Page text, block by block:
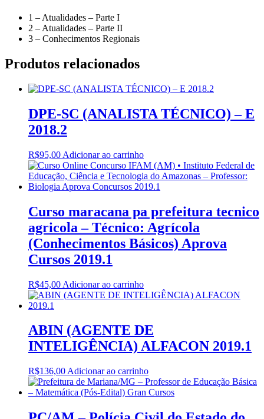
1 – Atualidades – Parte I
2 – Atualidades – Parte II
3 – Conhecimentos Regionais
Produtos relacionados
DPE-SC (ANALISTA TÉCNICO) – E
2018.2
R$95,00 Adicionar ao carrinho
Curso maracana pa prefeitura tecnico
agricola – Técnico: Agrícola
(Conhecimentos Básicos) Aprova
Cursos 2019.1
R$45,00 Adicionar ao carrinho
ABIN (AGENTE DE
INTELIGÊNCIA) ALFACON 2019.1
R$136,00 Adicionar ao carrinho